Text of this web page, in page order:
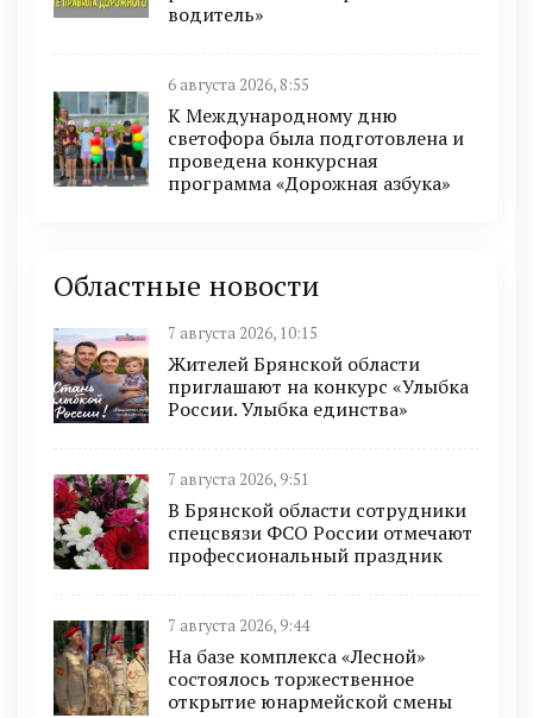
водитель»
6 августа 2026, 8:55
К Международному дню
светофора была подготовлена и
проведена конкурсная
программа «Дорожная азбука»
Областные новости
7 августа 2026, 10:15
Жителей Брянской области
приглашают на конкурс «Улыбка
России. Улыбка единства»
7 августа 2026, 9:51
В Брянской области сотрудники
спецсвязи ФСО России отмечают
профессиональный праздник
7 августа 2026, 9:44
На базе комплекса «Лесной»
состоялось торжественное
открытие юнармейской смены